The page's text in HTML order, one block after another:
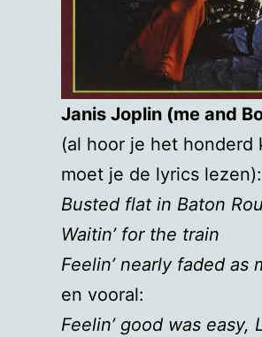
Janis Joplin (me and
(al hoor je het
moet je de lyrics lezen):
Busted flat in Baton
Waitin’ for the train
Feelin’ nearly faded as
en vooral:
Feelin’ good was easy,